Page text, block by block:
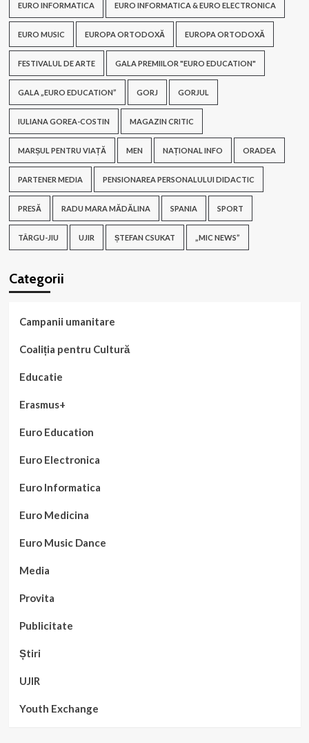
EURO INFORMATICA EURO INFORMATICA & EURO ELECTRONICA
EURO MUSIC EUROPA ORTODOXĂ EUROPA ORTODOXĂ
FESTIVALUL DE ARTE GALA PREMIILOR "EURO EDUCATION"
GALA „EURO EDUCATION” GORJ GORJUL
IULIANA GOREA-COSTIN MAGAZIN CRITIC
MARȘUL PENTRU VIAȚĂ MEN NAȚIONAL INFO ORADEA
PARTENER MEDIA PENSIONAREA PERSONALULUI DIDACTIC
PRESĂ RADU MARA MĂDĂLINA SPANIA SPORT
TÂRGU-JIU UJIR ȘTEFAN CSUKAT „MIC NEWS”
Categorii
Campanii umanitare
Coaliția pentru Cultură
Educatie
Erasmus+
Euro Education
Euro Electronica
Euro Informatica
Euro Medicina
Euro Music Dance
Media
Provita
Publicitate
Știri
UJIR
Youth Exchange